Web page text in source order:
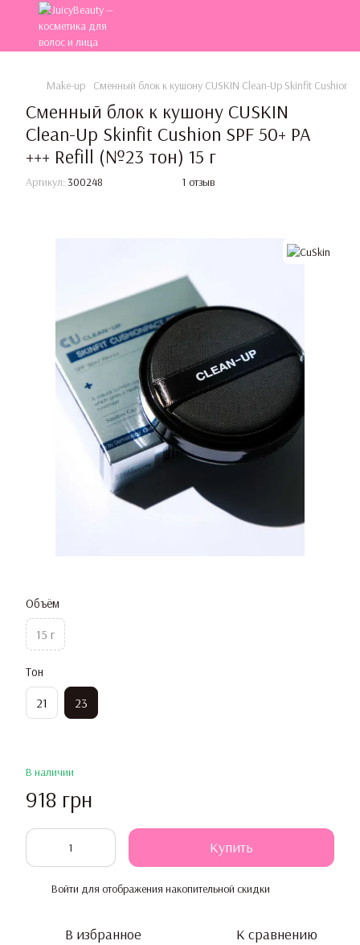
Make-up Сменный блок к кушону CUSKIN Clean-Up Skinfit Cushion
Сменный блок к кушону CUSKIN
Clean-Up Skinfit Cushion SPF 50+ PA
+++ Refill (№23 тон) 15 г
Артикул: 300248 1 отзыв
Объём
15 г
Тон
21 23
В наличии
918 грн
Купить
Войти для отображения накопительной скидки
В избранное К сравнению